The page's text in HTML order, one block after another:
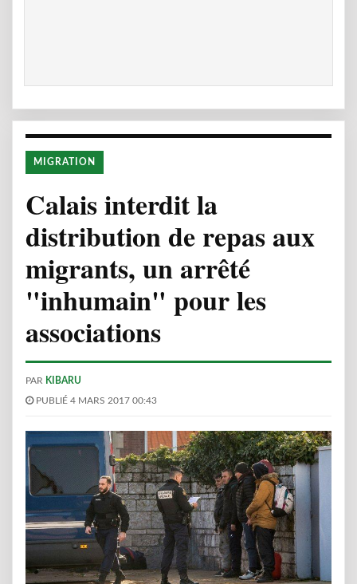
MIGRATION
Calais interdit la
distribution de repas aux
migrants, un arrêté
"inhumain" pour les
associations
PAR KIBARU
PUBLIÉ 4 MARS 2017 00:43